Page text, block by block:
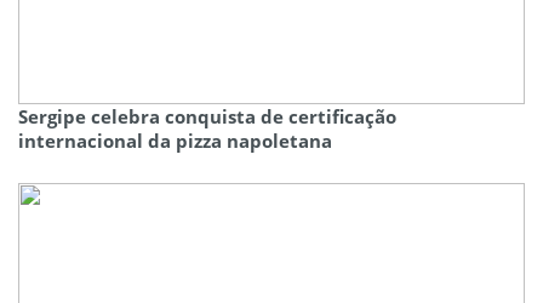
Sergipe celebra conquista de certificação
internacional da pizza napoletana